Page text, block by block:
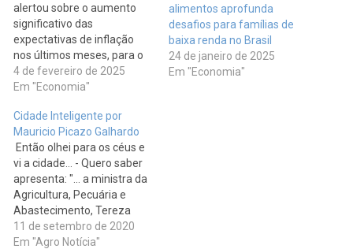
alertou sobre o aumento
significativo das
expectativas de inflação
nos últimos meses, para o
curto, médio e longo prazo.
A ata da última reunião do
Monetária (Copom) indica
que fatores como estiagem
e o aumento nos preços
das carnes impactaram os
alimentos, com…
4 de fevereiro de 2025
Em "Economia"
alimentos aprofunda
desafios para famílias de
baixa renda no Brasil
24 de janeiro de 2025
Em "Economia"
Cidade Inteligente por
Mauricio Picazo Galhardo
Então olhei para os céus e
vi a cidade... - Quero saber
apresenta: "... a ministra da
Agricultura, Pecuária e
Abastecimento, Tereza
Cristina, disse terça-feira
(8) que o governo vai
11 de setembro de 2020
Em "Agro Notícia"